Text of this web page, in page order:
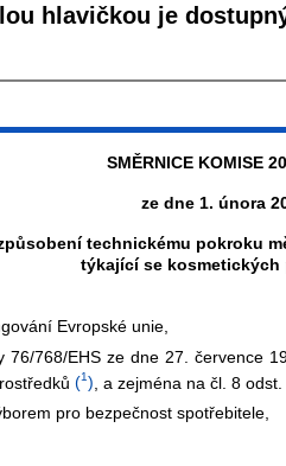
hlavičkou je
SMĚRNICE KOMISE
ze dne 1. února
technickému pokroku
týkající se kosmetických
Evropské unie,
76/768/EHS ze dne 27. července
(1) , a zejména na čl. 8
pro bezpečnost spotřebitele,